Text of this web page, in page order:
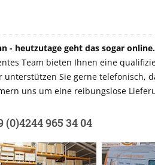
- heutzutage geht das sogar online.
Team bieten Ihnen eine
unterstützen Sie gerne telefonisch,
uns um eine reibungslose
(0)4244 965 34 04